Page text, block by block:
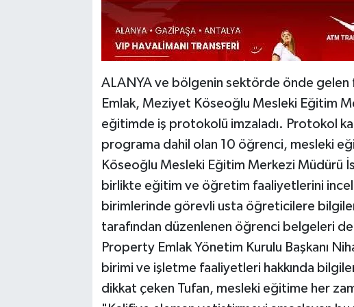
ALANYA ve bölgenin sektörde önde gelen
Emlak, Meziyet Köseoğlu Mesleki Eğitim
eğitimde iş protokolü imzaladı. Protokol
programa dahil olan 10 öğrenci, mesleki
Köseoğlu Mesleki Eğitim Merkezi Müdürü
birlikte eğitim ve öğretim faaliyetlerini
birimlerinde görevli usta öğreticilere
tarafından düzenlenen öğrenci belgeleri
Property Emlak Yönetim Kurulu Başkanı
birimi ve işletme faaliyetleri hakkında
dikkat çeken Tufan, mesleki eğitime her